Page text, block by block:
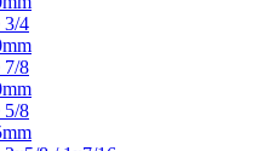
3/4
7/8
5/8